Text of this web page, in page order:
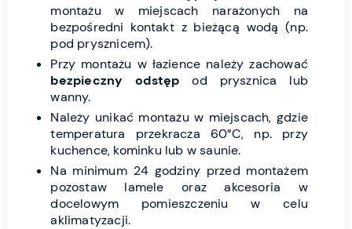
montażu w miejscach narażonych na
bezpośredni kontakt z bieżącą wodą (np.
pod prysznicem).
Przy montażu w łazience należy zachować
bezpieczny odstęp od prysznica lub
wanny.
Należy unikać montażu w miejscach, gdzie
temperatura przekracza 60°C, np. przy
kuchence, kominku lub w saunie.
Na minimum 24 godziny przed montażem
pozostaw lamele oraz akcesoria w
docelowym pomieszczeniu w celu
aklimatyzacji.